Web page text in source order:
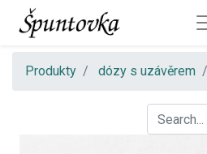
Produkty dózy s uzávěrem